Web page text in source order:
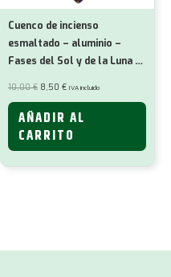
Cuenco de incienso
esmaltado – aluminio –
Fases del Sol y de la Luna en
10,00€ El
precio
original
10,00 €.
8,50 €El
actual
8,50 €.
IVA incluido
AÑADIR AL
CARRITO